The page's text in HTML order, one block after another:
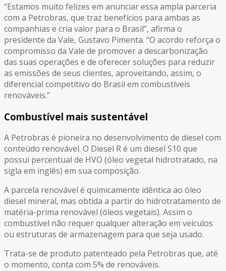
“Estamos muito felizes em anunciar essa ampla parceria
com a Petrobras, que traz benefícios para ambas as
companhias e cria valor para o Brasil”, afirma o
presidente da Vale, Gustavo Pimenta. “O acordo reforça o
compromisso da Vale de promover a descarbonização
das suas operações e de oferecer soluções para reduzir
as emissões de seus clientes, aproveitando, assim, o
diferencial competitivo do Brasil em combustíveis
renováveis.”
Combustível mais sustentável
A Petrobras é pioneira no desenvolvimento de diesel com
conteúdo renovável. O Diesel R é um diesel S10 que
possui percentual de HVO (óleo vegetal hidrotratado, na
sigla em inglês) em sua composição.
A parcela renovável é quimicamente idêntica ao óleo
diesel mineral, mas obtida a partir do hidrotratamento de
matéria-prima renovável (óleos vegetais). Assim o
combustível não requer qualquer alteração em veículos
ou estruturas de armazenagem para que seja usado.
Trata-se de produto patenteado pela Petrobras que, até
o momento, conta com 5% de renováveis.